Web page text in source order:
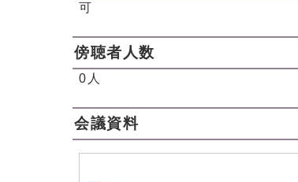
可
傍聴者人数
0人
会議資料